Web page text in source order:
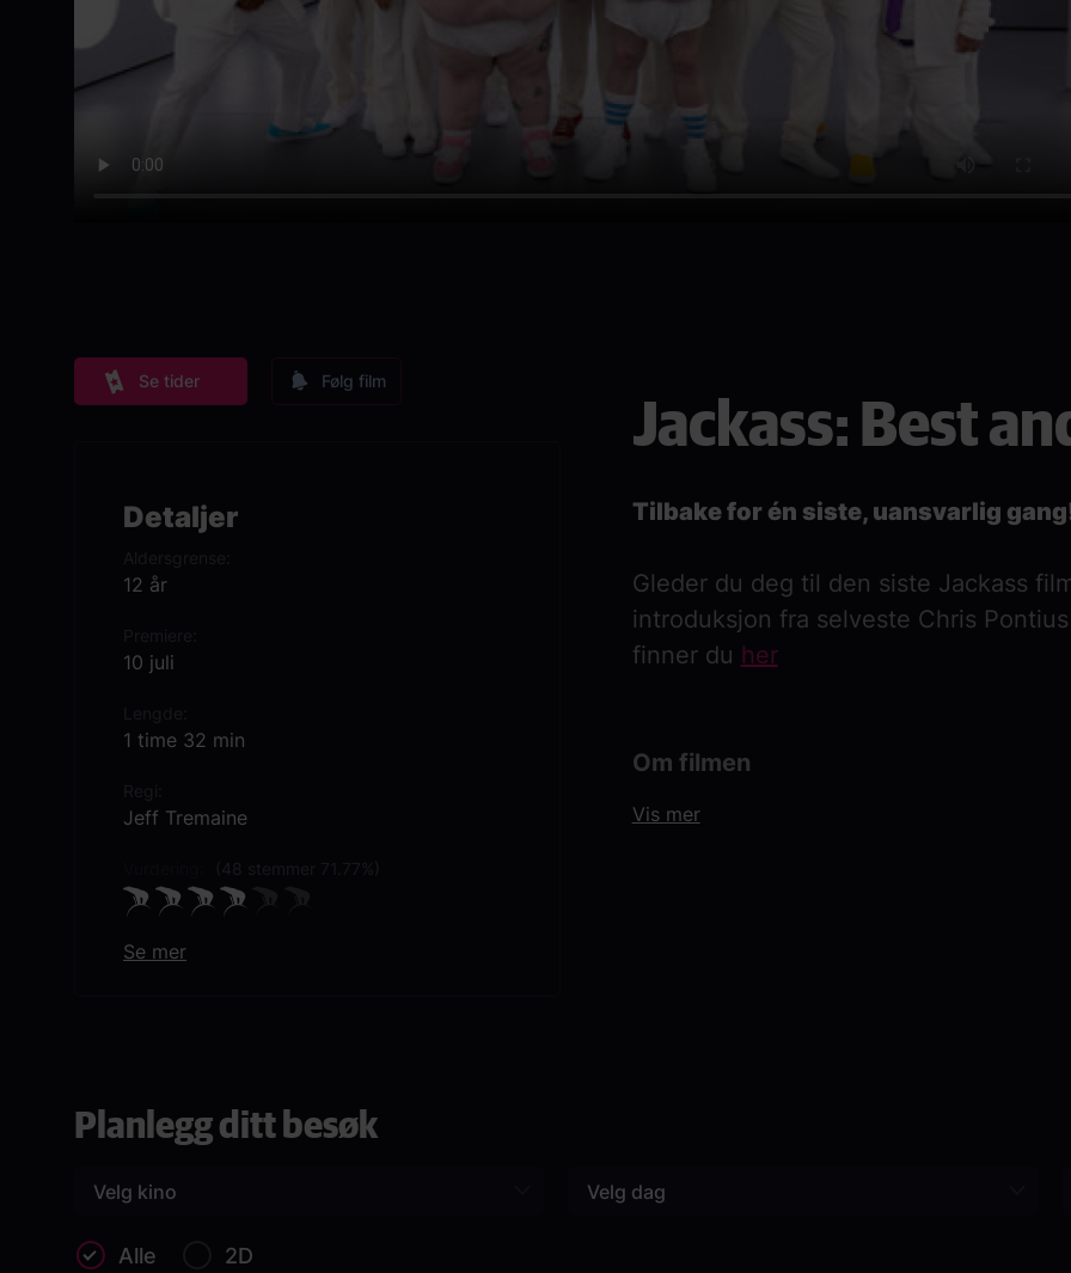
Se tider Følg film
Detaljer
12 år
10 juli
1 time 32 min
Jeff Tremaine
Rollebesetning
Ehren McGhehey
Steve-O
Chris Pontius
Jackass: Best and last
Se mer
Jackass: Best
Tilbake for én siste, uansvarlig
Gleder du deg til den siste Jackass
introduksjon fra selveste Chris
finner du her
Om filmen
Vis mer
Planlegg ditt besøk
Velg kino Velg dag
Alle 2D